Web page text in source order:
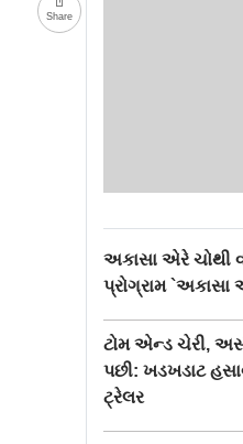
Share
અકાસા એરે ચોથી
પ્રોગ્રામ `અકાસા
ટોમ એન્ડ ચેરી,
પછી: ખડખડાટ
ટ્રેલર